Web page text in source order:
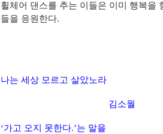
휠체어 댄스를 추는 이들은 이미 행복을
들을 응원한다.
나는 세상 모르고 살았노라
김소월
‘가고 오지 못한다.’는 말을